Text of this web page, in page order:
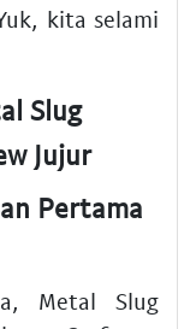
kita selami
Slug
Jujur
Pertama
Metal Slug